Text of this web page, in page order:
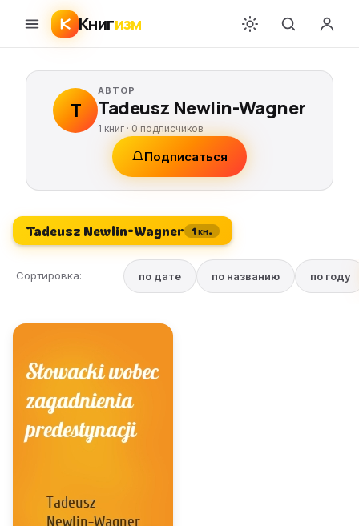
Книгизм
T
АВТОР
Tadeusz Newlin-Wagner
1 книг · 0 подписчиков
Подписаться
Tadeusz Newlin-Wagner 1 кн.
Сортировка: по дате по названию по году